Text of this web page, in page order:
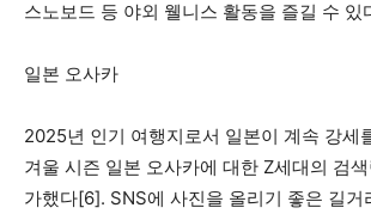
스노보드 등 야외 웰니스 활동을 즐길 수 있
일본 오사카
2025년 인기 여행지로서 일본이 계속 강세
겨울 시즌 일본 오사카에 대한 Z세대의 검
가했다[6]. SNS에 사진을 올리기 좋은 길거